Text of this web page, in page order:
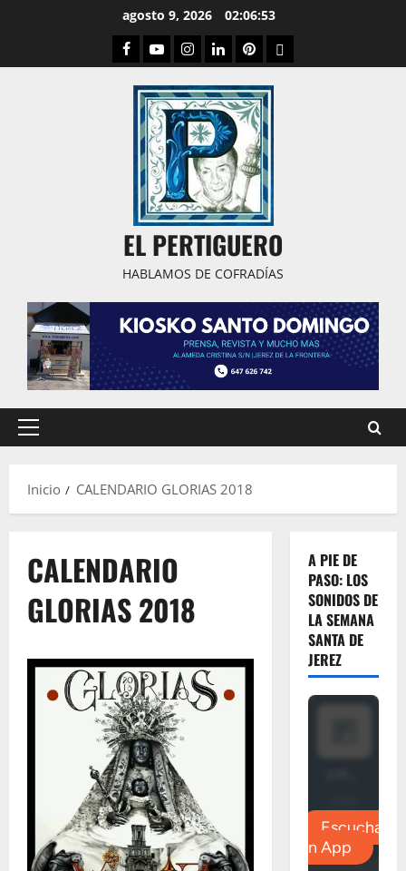
agosto 9, 2026 02:06:54
Facebook
YoutubeInstagram
LinkedPinterestDribbble
EL PERTIGUERO
HABLAMOS DE COFRADÍAS
Menú
Inicio
CALENDARIO GLORIAS 2018
CALENDARIO
GLORIAS 2018
A PIE DE
PASO: LOS
SONIDOS DE
LA SEMANA
SANTA DE
JEREZ